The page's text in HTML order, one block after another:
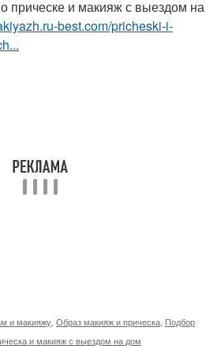
прическе и макияж с выездом на
best.com/pricheski-i-
и макияжу Образ макияж и прическа Подбор
и макияж с выездом на дом